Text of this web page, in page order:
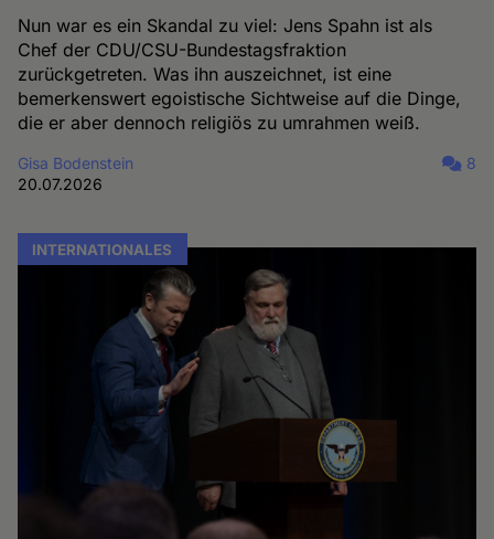
Nun war es ein Skandal zu viel: Jens Spahn ist als
Chef der CDU/CSU-Bundestagsfraktion
zurückgetreten. Was ihn auszeichnet, ist eine
bemerkenswert egoistische Sichtweise auf die Dinge,
die er aber dennoch religiös zu umrahmen weiß.
Gisa Bodenstein
20.07.2026
8
INTERNATIONALES